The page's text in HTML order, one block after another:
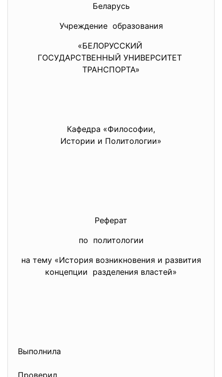
Беларусь
Учреждение образования
«БЕЛОРУССКИЙ
ГОСУДАРСТВЕННЫЙ УНИВЕРСИТЕТ
ТРАНСПОРТА»
Кафедра «Философии,
Истории и Политологии»
Реферат
по политологии
на тему «История возникновения и развития
концепции разделения властей»
Выполнила
Проверил